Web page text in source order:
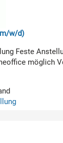
w/d)
Feste
möglich